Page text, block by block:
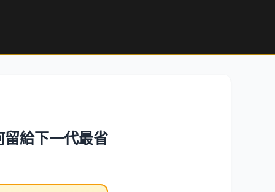
給下一代最省